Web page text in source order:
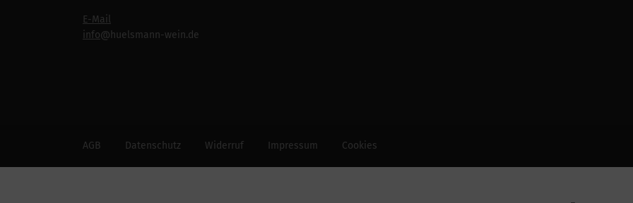
E-Mail
info@huelsmann-wein.de
AGB Datenschutz Widerruf Impressum Cookies